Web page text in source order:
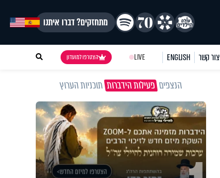
מתחזקים? דברו איתנו
צור קשר ENGLISH
LIVE הצטרפו למועדון
הנצפיםפעילות הידברותתוכניות הערוץ